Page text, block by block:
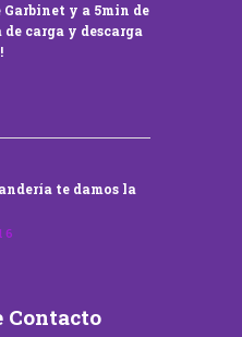
y a 5min de
carga y descarga
te damos la
Contacto